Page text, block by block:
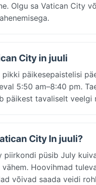
Olgu sa Vatican City
City in juuli
päikesepaistelisi
5:50 am–8:40 pm.
päikest tavaliselt
City In juuli?
piirkondi püsib July
Hoovihmad
võivad saada veidi